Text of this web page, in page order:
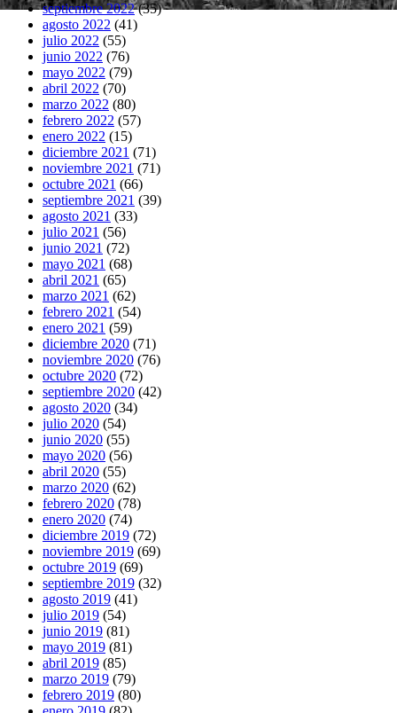
septiembre 2022(35)
agosto 2022 (41)
julio 2022 (55)
junio 2022 (76)
mayo 2022 (79)
abril 2022 (70)
marzo 2022 (80)
febrero 2022 (57)
enero 2022 (15)
diciembre 2021 (71)
noviembre 2021 (71)
octubre 2021 (66)
septiembre 2021 (39)
agosto 2021 (33)
julio 2021 (56)
junio 2021 (72)
mayo 2021 (68)
abril 2021 (65)
marzo 2021 (62)
febrero 2021 (54)
enero 2021 (59)
diciembre 2020 (71)
noviembre 2020 (76)
octubre 2020 (72)
septiembre 2020 (42)
agosto 2020 (34)
julio 2020 (54)
junio 2020 (55)
mayo 2020 (56)
abril 2020 (55)
marzo 2020 (62)
febrero 2020 (78)
enero 2020 (74)
diciembre 2019 (72)
noviembre 2019 (69)
octubre 2019 (69)
septiembre 2019 (32)
agosto 2019 (41)
julio 2019 (54)
junio 2019 (81)
mayo 2019 (81)
abril 2019 (85)
marzo 2019 (79)
febrero 2019 (80)